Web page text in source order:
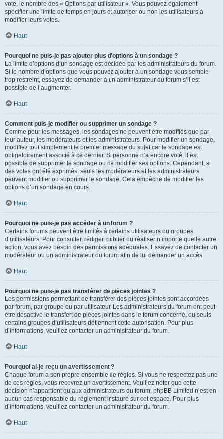
vote, le nombre des « Options par utilisateur ». Vous pouvez également
spécifier une limite de temps en jours et autoriser ou non les utilisateurs à
modifier leurs votes.
Haut
Pourquoi ne puis-je pas ajouter plus d’options à un sondage ?
La limite d’options d’un sondage est décidée par les administrateurs du forum.
Si le nombre d’options que vous pouvez ajouter à un sondage vous semble
trop restreint, essayez de demander à un administrateur du forum s’il est
possible de l’augmenter.
Haut
Comment puis-je modifier ou supprimer un sondage ?
Comme pour les messages, les sondages ne peuvent être modifiés que par
leur auteur, les modérateurs et les administrateurs. Pour modifier un sondage,
modifiez tout simplement le premier message du sujet car le sondage est
obligatoirement associé à ce dernier. Si personne n’a encore voté, il est
possible de supprimer le sondage ou de modifier ses options. Cependant, si
des votes ont été exprimés, seuls les modérateurs et les administrateurs
peuvent modifier ou supprimer le sondage. Cela empêche de modifier les
options d’un sondage en cours.
Haut
Pourquoi ne puis-je pas accéder à un forum ?
Certains forums peuvent être limités à certains utilisateurs ou groupes
d’utilisateurs. Pour consulter, rédiger, publier ou réaliser n’importe quelle autre
action, vous avez besoin des permissions adéquates. Essayez de contacter un
modérateur ou un administrateur du forum afin de lui demander un accès.
Haut
Pourquoi ne puis-je pas transférer de pièces jointes ?
Les permissions permettant de transférer des pièces jointes sont accordées
par forum, par groupe ou par utilisateur. Les administrateurs du forum ont peut-
être désactivé le transfert de pièces jointes dans le forum concerné, ou seuls
certains groupes d’utilisateurs détiennent cette autorisation. Pour plus
d’informations, veuillez contacter un administrateur du forum.
Haut
Pourquoi ai-je reçu un avertissement ?
Chaque forum a son propre ensemble de règles. Si vous ne respectez pas une
de ces règles, vous recevrez un avertissement. Veuillez noter que cette
décision n’appartient qu’aux administrateurs du forum, phpBB Limited n’est en
aucun cas responsable du règlement instauré sur cet espace. Pour plus
d’informations, veuillez contacter un administrateur du forum.
Haut